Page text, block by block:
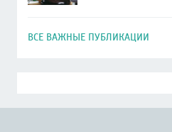
ВСЕ ВАЖНЫЕ ПУБЛИКАЦИИ